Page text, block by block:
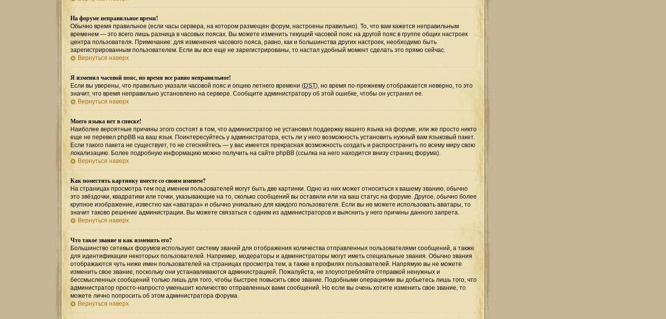
На форуме неправильное время!
Обычно время правильное (если часы сервера, на котором размещен форум, настроены правильно). То, что вам кажется неправильным
временем — это всего лишь разница в часовых поясах. Вы можете изменить текущий часовой пояс на другой пояс в группе общих настроек
центра пользователя. Примечание: для изменения часового пояса, равно, как и большинства других настроек, необходимо быть
зарегистрированным пользователем. Если вы все еще не зарегистрированы, то настал удобный момент сделать это прямо сейчас.
Вернуться наверх
Я изменил часовой пояс, но время все равно неправильное!
Если вы уверены, что правильно указали часовой пояс и опцию летнего времени (DST), но время по-прежнему отображается неверно, то это
значит, что время неправильно установлено на сервере. Сообщите администратору об этой ошибке, чтобы он устранил ее.
Вернуться наверх
Моего языка нет в списке!
Наиболее вероятные причины этого состоят в том, что администратор не установил поддержку вашего языка на форуме, или же просто никто
еще не перевел phpBB на ваш язык. Поинтересуйтесь у администратора, есть ли у него возможность установить нужный вам языковый пакет.
Если такого пакета не существует, то не стесняйтесь — у вас имеется прекрасная возможность создать и распространить по всему миру свою
локализацию. Более подробную информацию можно получить на сайте phpBB (ссылка на него находится внизу страниц форума).
Вернуться наверх
Как поместить картинку вместе со своим именем?
На страницах просмотра тем под именем пользователей могут быть две картинки. Одно из них может относиться к вашему званию, обычно
это звёздочки, квадратики или точки, указывающие на то, сколько сообщений вы оставили или на ваш статус на форуме. Другое, обычно более
крупное изображение, известно как «аватара» и обычно уникально для каждого пользователя. Если вы не можете использовать аватары, то
значит таково решение администрации. Вы можете связаться с одним из администраторов и выяснить у него причины данного запрета.
Вернуться наверх
Что такое звание и как изменить его?
Большинство сетевых форумов используют систему званий для отображения количества отправленных пользователями сообщений, а также
для идентификации некоторых пользователей. Например, модераторы и администраторы могут иметь специальные звания. Обычно звания
отображаются чуть ниже имен пользователей на страницах просмотра тем, а также в профилях пользователей. Напрямую вы не можете
изменить свое звание, поскольку они устанавливаются администрацией. Пожалуйста, не злоупотребляйте отправкой ненужных и
бессмысленных сообщений только лишь для того, чтобы быстрее повысить свое звание. Подобными операциями вы добьетесь лишь того, что
администратор просто-напросто уменьшит количество отправленных вами сообщений. Но если вы очень хотите изменить свое звание, то
можете лично попросить об этом администратора форума.
Вернуться наверх